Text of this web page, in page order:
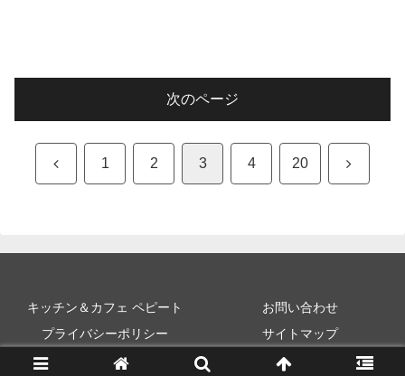
次のページ
前 1 2 3 4 20 次
キッチン＆カフェ ペピート
お問い合わせ
プライバシーポリシー
サイトマップ
Copyright © 2018-2026 魚と野菜のブログ All Rights Reserved.